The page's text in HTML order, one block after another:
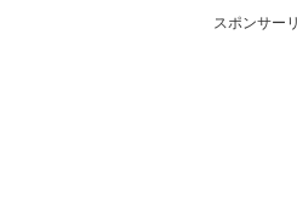
スポンサー